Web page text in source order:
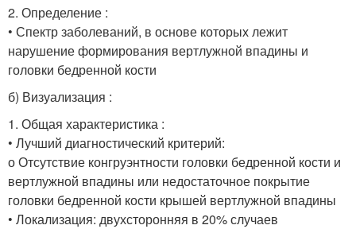
2. Определение :
• Спектр заболеваний, в основе которых лежит
нарушение формирования вертлужной впадины и
головки бедренной кости
б) Визуализация :
1. Общая характеристика :
• Лучший диагностический критерий:
о Отсутствие конгруэнтности головки бедренной кости и
вертлужной впадины или недостаточное покрытие
головки бедренной кости крышей вертлужной впадины
• Локализация: двухсторонняя в 20% случаев